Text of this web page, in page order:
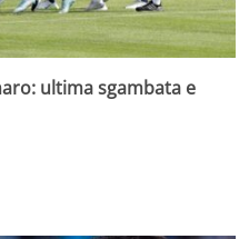
ultima sgambata e